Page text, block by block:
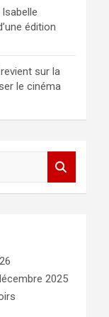
édition
sur la
le cinéma
2025